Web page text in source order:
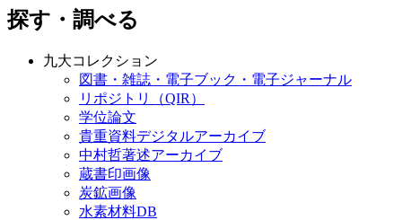
探す・調べる
九大コレクション
図書・雑誌・電子ブック・電子ジャーナル
リポジトリ（QIR）
学位論文
貴重資料デジタルアーカイブ
中村哲著述アーカイブ
蔵書印画像
炭鉱画像
水素材料DB